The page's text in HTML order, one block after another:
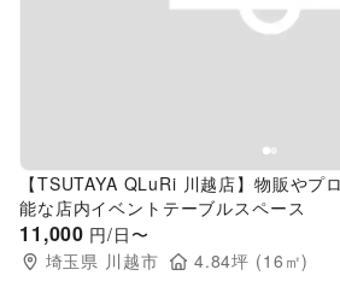
Previous slide
【TSUTAYA QLuRi 川越店】物販やプ
能な店内イベントテーブルスペース
11,000 円/日〜
埼玉県 川越市 4.84坪 (16 ㎡)